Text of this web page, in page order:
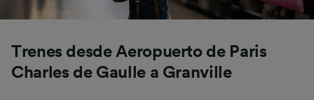
Trenes desde Aeropuerto de Paris
Charles de Gaulle a Granville